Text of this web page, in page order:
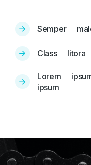
Semper
Class
Lorem
ipsum